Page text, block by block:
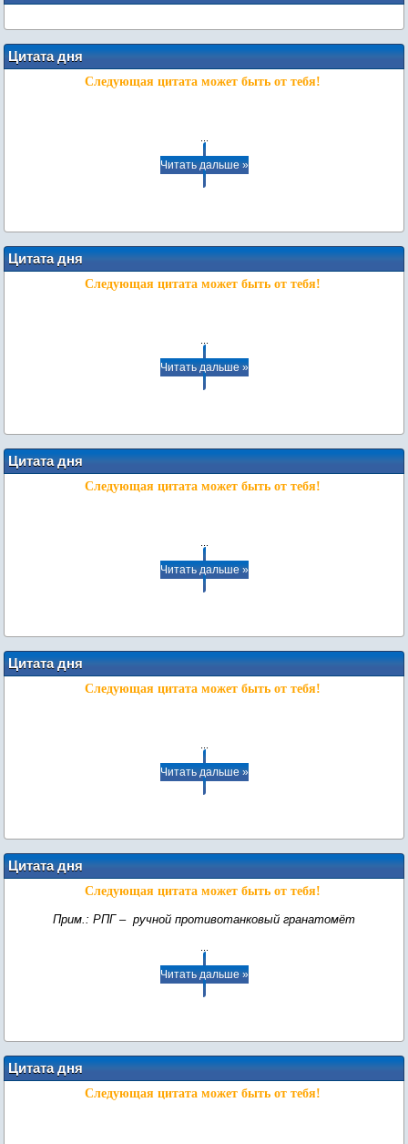
Цитата дня
Следующая цитата может быть от тебя!
Читать дальше »
Цитата дня
Следующая цитата может быть от тебя!
Читать дальше »
Цитата дня
Следующая цитата может быть от тебя!
Читать дальше »
Цитата дня
Следующая цитата может быть от тебя!
Читать дальше »
Цитата дня
Следующая цитата может быть от тебя!
Прим.: РПГ – ручной противотанковый гранатомёт
Читать дальше »
Цитата дня
Следующая цитата может быть от тебя!